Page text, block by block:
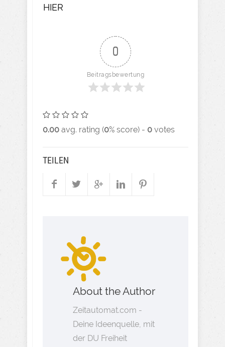
HIER​
0
Beitragsbewertung
0.00 avg. rating (0% score) - 0 votes
TEILEN
About the Author
Zeitautomat.com -
Deine Ideenquelle, mit
der DU Freiheit